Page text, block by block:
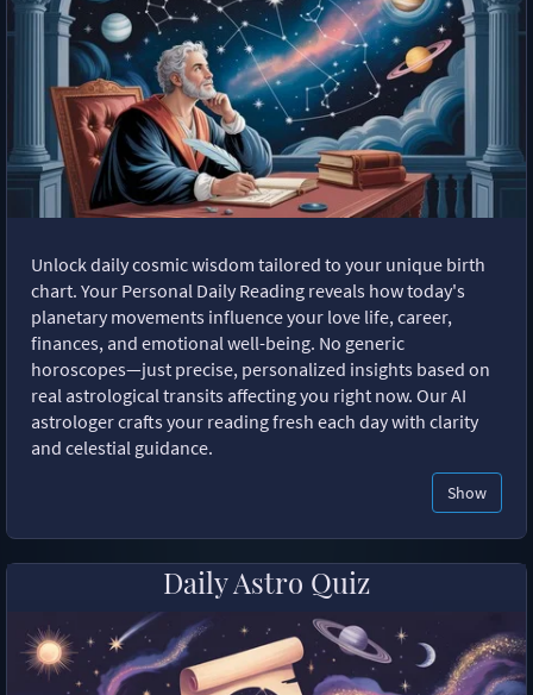
Unlock daily cosmic wisdom tailored to your unique birth
chart. Your Personal Daily Reading reveals how today's
planetary movements influence your love life, career,
finances, and emotional well-being. No generic
horoscopes—just precise, personalized insights based on
real astrological transits affecting you right now. Our AI
astrologer crafts your reading fresh each day with clarity
and celestial guidance.
Show
Daily Astro Quiz